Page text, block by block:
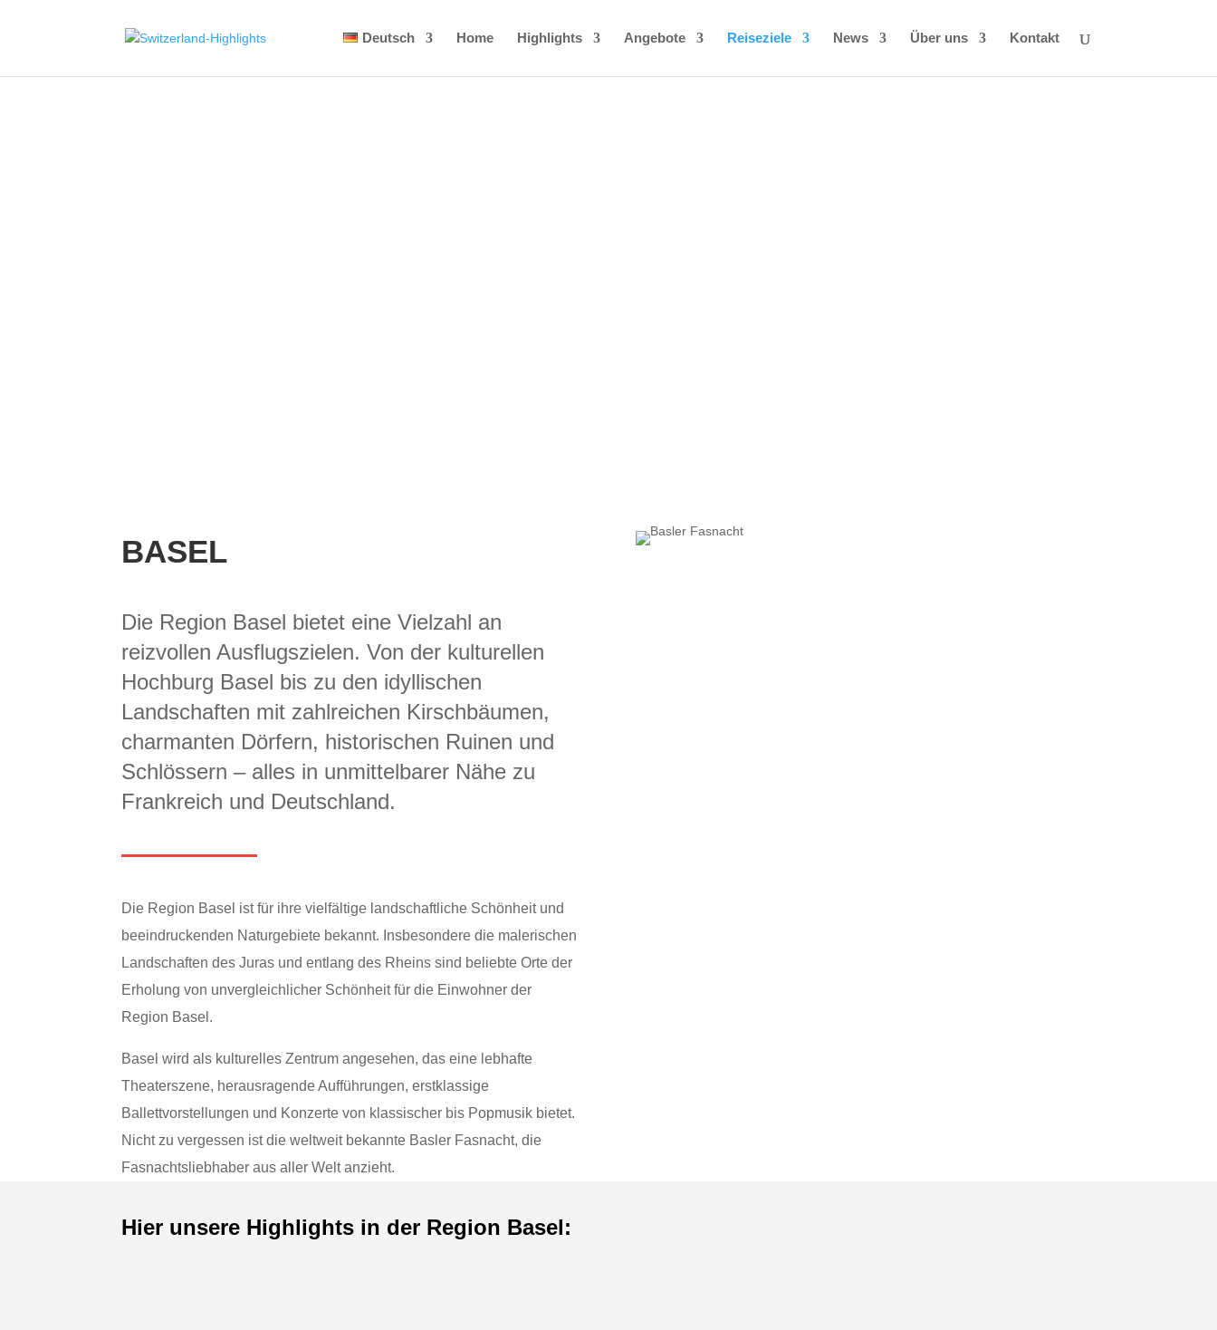
Deutsch Home Highlights Angebote Reiseziele News Über uns Kontakt
BASEL
Die Region Basel bietet eine Vielzahl an
reizvollen Ausflugszielen. Von der kulturellen
Hochburg Basel bis zu den idyllischen
Landschaften mit zahlreichen Kirschbäumen,
charmanten Dörfern, historischen Ruinen und
Schlössern – alles in unmittelbarer Nähe zu
Frankreich und Deutschland.
Die Region Basel ist für ihre vielfältige landschaftliche Schönheit und
beeindruckenden Naturgebiete bekannt. Insbesondere die malerischen
Landschaften des Juras und entlang des Rheins sind beliebte Orte der
Erholung von unvergleichlicher Schönheit für die Einwohner der
Region Basel.
Basel wird als kulturelles Zentrum angesehen, das eine lebhafte
Theaterszene, herausragende Aufführungen, erstklassige
Ballettvorstellungen und Konzerte von klassischer bis Popmusik bietet.
Nicht zu vergessen ist die weltweit bekannte Basler Fasnacht, die
Fasnachtsliebhaber aus aller Welt anzieht.
Hier unsere Highlights in der Region Basel: